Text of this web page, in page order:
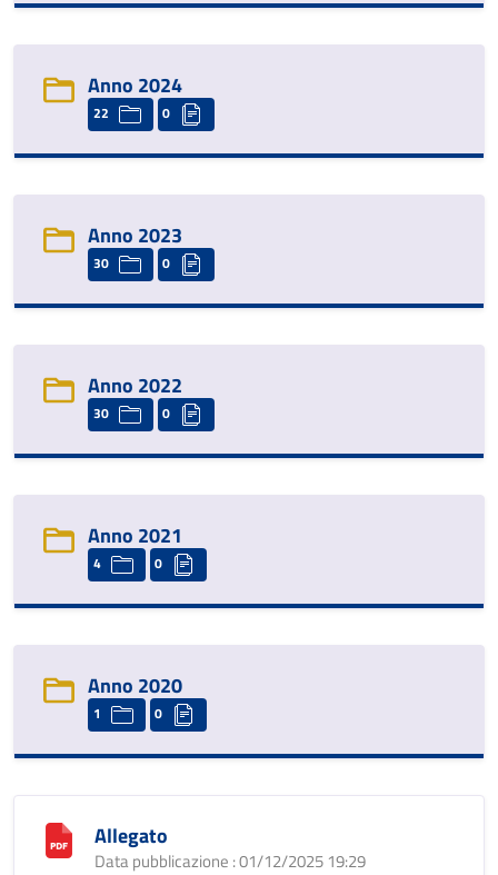
Anno 2024
22 0
Anno 2023
30 0
Anno 2022
30 0
Anno 2021
4 0
Anno 2020
1 0
Allegato
Data pubblicazione : 01/12/2025 19:29